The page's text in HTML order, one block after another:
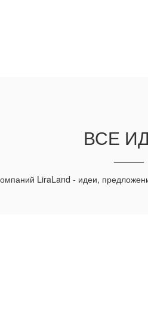
ВСЕ
LiraLand - идеи,